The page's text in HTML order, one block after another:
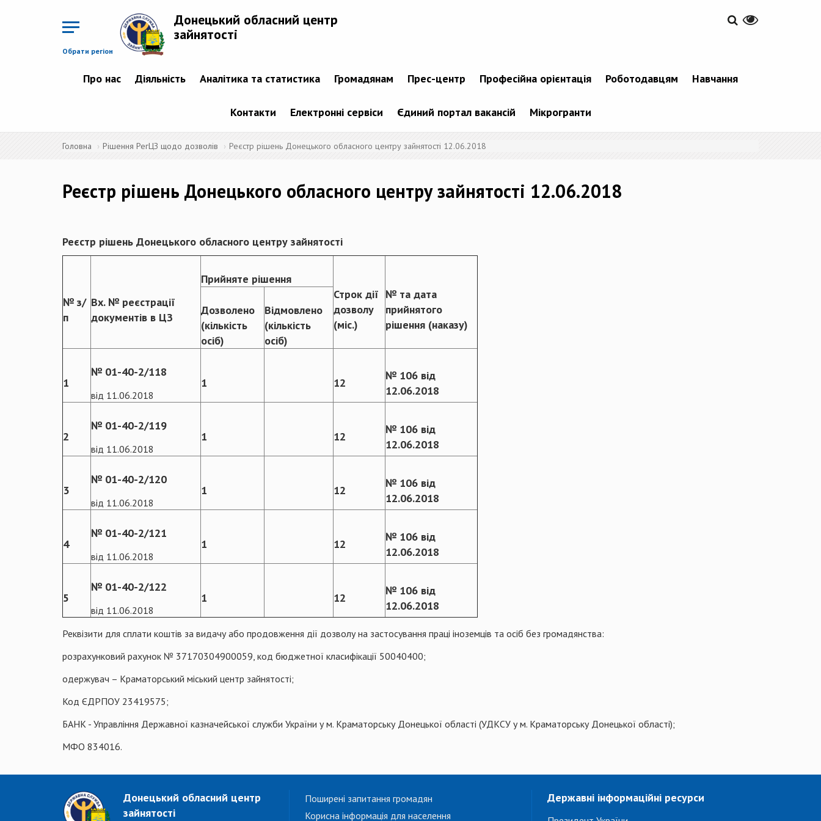
Обрати регіон
Донецький обласний центр
зайнятості
Про нас Діяльність Аналітика та статистика Громадянам Прес-центр Професійна орієнтація Роботодавцям Навчання
Контакти Електронні сервіси Єдиний портал вакансій Мікрогранти
Головна Рішення РегЦЗ щодо дозволів Реєстр рішень Донецького обласного центру зайнятості 12.06.2018
Реєстр рішень Донецького обласного центру зайнятості 12.06.2018
Реєстр рішень Донецького обласного центру зайнятості
№ з/
п
Вх. № реєстрації
документів в ЦЗ
Прийняте рішення
Строк дії
дозволу
(міс.)
№ та дата
прийнятого
рішення (наказу)
Дозволено
(кількість
осіб)
Відмовлено
(кількість
осіб)
1
№ 01-40-2/118
від 11.06.2018
1 12
№ 106 від
12.06.2018
2
№ 01-40-2/119
від 11.06.2018
1 12
№ 106 від
12.06.2018
3
№ 01-40-2/120
від 11.06.2018
1 12
№ 106 від
12.06.2018
4
№ 01-40-2/121
від 11.06.2018
1 12
№ 106 від
12.06.2018
5
№ 01-40-2/122
від 11.06.2018
1 12
№ 106 від
12.06.2018
Реквізити для сплати коштів за видачу або продовження дії дозволу на застосування праці іноземців та осіб без громадянства:
розрахунковий рахунок № 37170304900059, код бюджетної класифікації 50040400;
одержувач – Краматорський міський центр зайнятості;
Код ЄДРПОУ 23419575;
БАНК - Управління Державної казначейської служби України у м. Краматорську Донецької області (УДКСУ у м. Краматорську Донецької області);
МФО 834016.
Донецький обласний центр
зайнятості
Поширені запитання громадян
Корисна інформація для населення
Державні інформаційні ресурси